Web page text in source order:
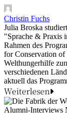
Christin Fuchs
Julia Broska
"Sprache & Praxis
Rahmen des
for Conservation
Welthungerhilfe
verschiedenen
aktuell das
Weiterlesen
Alumni-Interviews